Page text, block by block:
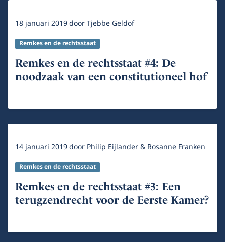
18 januari 2019doorTjebbe Geldof
Remkes en de rechtsstaat
Remkes en de rechtsstaat #4: De
noodzaak van een constitutioneel hof
14 januari 2019door Philip Eijlander & Rosanne Franken
Remkes en de rechtsstaat
Remkes en de rechtsstaat #3: Een
terugzendrecht voor de Eerste Kamer?